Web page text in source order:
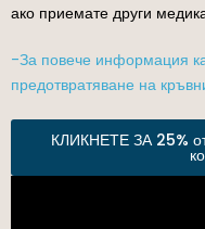
ако приемате други
-За повече информация
предотвратяване на
КЛИКНЕТЕ ЗА 25%